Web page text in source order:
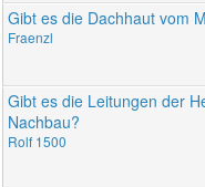
Gibt es die Dachhaut vom
Fraenzl
Gibt es die Leitungen der
Nachbau?
Rolf 1500